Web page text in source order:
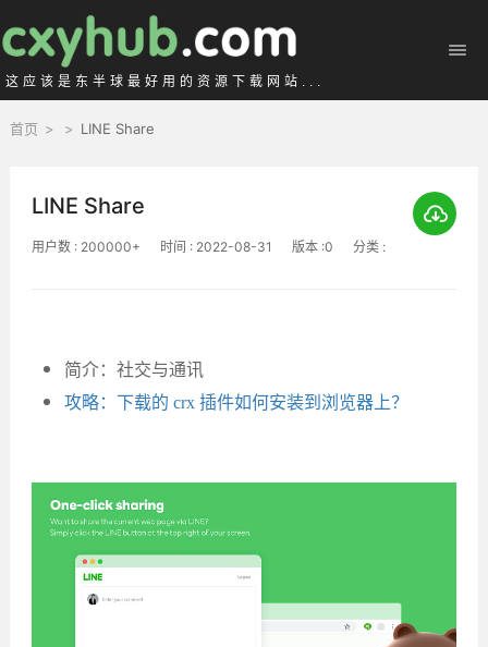
这应该是东半球最好用的资源下载网站...
首页 > > LINE Share
LINE Share
用户数 : 200000+ 时间 : 2022-08-31 版本 :0 分类 :
简介：社交与通讯
攻略：下载的 crx 插件如何安装到浏览器上？